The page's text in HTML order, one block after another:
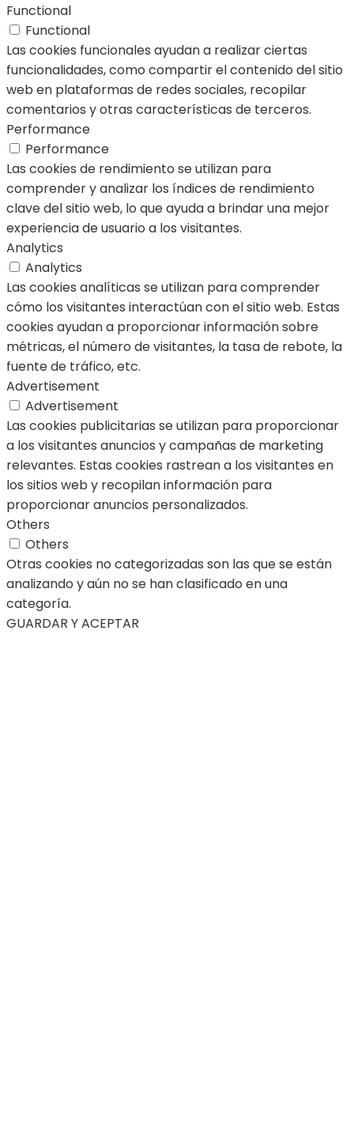
Functional
Functional
Las cookies funcionales ayudan a realizar ciertas
funcionalidades, como compartir el contenido del sitio
web en plataformas de redes sociales, recopilar
comentarios y otras características de terceros.
Performance
Performance
Las cookies de rendimiento se utilizan para
comprender y analizar los índices de rendimiento
clave del sitio web, lo que ayuda a brindar una mejor
experiencia de usuario a los visitantes.
Analytics
Analytics
Las cookies analíticas se utilizan para comprender
cómo los visitantes interactúan con el sitio web. Estas
cookies ayudan a proporcionar información sobre
métricas, el número de visitantes, la tasa de rebote, la
fuente de tráfico, etc.
Advertisement
Advertisement
Las cookies publicitarias se utilizan para proporcionar
a los visitantes anuncios y campañas de marketing
relevantes. Estas cookies rastrean a los visitantes en
los sitios web y recopilan información para
proporcionar anuncios personalizados.
Others
Others
Otras cookies no categorizadas son las que se están
analizando y aún no se han clasificado en una
categoría.
GUARDAR Y ACEPTAR